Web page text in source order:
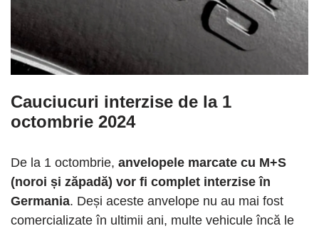
Cauciucuri interzise de la 1
octombrie 2024
De la 1 octombrie, anvelopele marcate cu M+S
(noroi și zăpadă) vor fi complet interzise în
Germania. Deși aceste anvelope nu au mai fost
comercializate în ultimii ani, multe vehicule încă le